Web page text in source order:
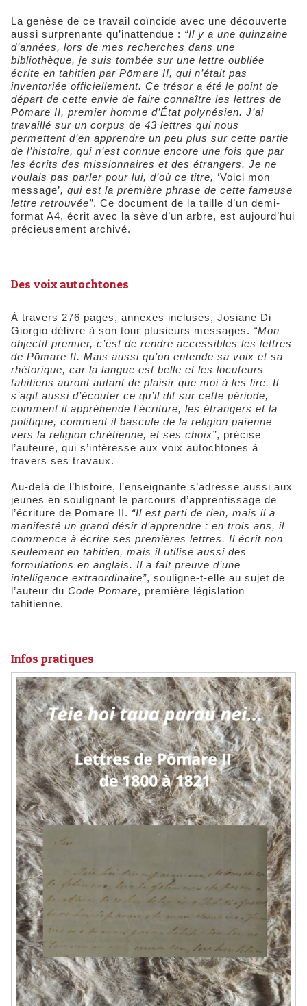
La genèse de ce travail coïncide avec une découverte
aussi surprenante qu’inattendue : “Il y a une quinzaine
d’années, lors de mes recherches dans une
bibliothèque, je suis tombée sur une lettre oubliée
écrite en tahitien par Pōmare II, qui n’était pas
inventoriée officiellement. Ce trésor a été le point de
départ de cette envie de faire connaître les lettres de
Pōmare II, premier homme d’État polynésien. J’ai
travaillé sur un corpus de 43 lettres qui nous
permettent d’en apprendre un peu plus sur cette partie
de l’histoire, qui n’est connue encore une fois que par
les écrits des missionnaires et des étrangers. Je ne
voulais pas parler pour lui, d’où ce titre, ‘Voici mon
message’, qui est la première phrase de cette fameuse
lettre retrouvée”. Ce document de la taille d’un demi-
format A4, écrit avec la sève d’un arbre, est aujourd’hui
précieusement archivé.
​Des voix autochtones
À travers 276 pages, annexes incluses, Josiane Di
Giorgio délivre à son tour plusieurs messages. “Mon
objectif premier, c’est de rendre accessibles les lettres
de Pōmare II. Mais aussi qu’on entende sa voix et sa
rhétorique, car la langue est belle et les locuteurs
tahitiens auront autant de plaisir que moi à les lire. Il
s’agit aussi d’écouter ce qu’il dit sur cette période,
comment il appréhende l’écriture, les étrangers et la
politique, comment il bascule de la religion païenne
vers la religion chrétienne, et ses choix”, précise
l’auteure, qui s’intéresse aux voix autochtones à
travers ses travaux.
Au-delà de l’histoire, l’enseignante s’adresse aussi aux
jeunes en soulignant le parcours d’apprentissage de
l’écriture de Pōmare II. “Il est parti de rien, mais il a
manifesté un grand désir d’apprendre : en trois ans, il
commence à écrire ses premières lettres. Il écrit non
seulement en tahitien, mais il utilise aussi des
formulations en anglais. Il a fait preuve d’une
intelligence extraordinaire”, souligne-t-elle au sujet de
l’auteur du Code Pomare, première législation
tahitienne.
​Infos pratiques